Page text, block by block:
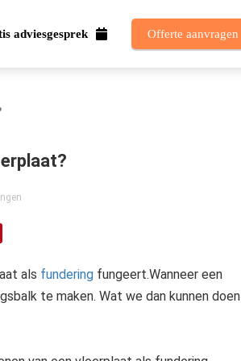
adviesgesprek Offerte aanvragen
als funderingfungeert.Wanneer een
te maken. Wat we dan kunnen doen